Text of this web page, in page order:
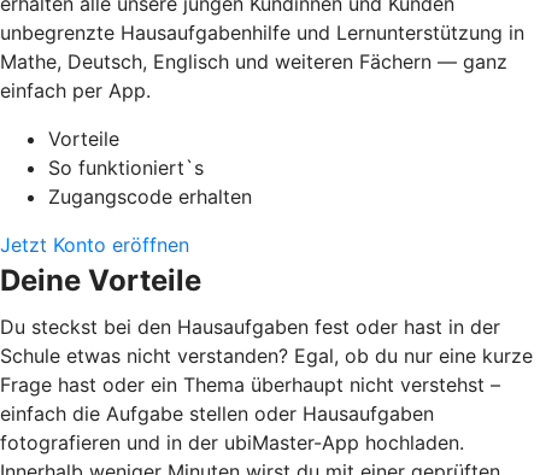
unbegrenzte Hausaufgabenhilfe und Lernunterstützung in
Mathe, Deutsch, Englisch und weiteren Fächern — ganz
einfach per App.
Vorteile
So funktioniert`s
Zugangscode erhalten
Jetzt Konto eröffnen
Deine Vorteile
Du steckst bei den Hausaufgaben fest oder hast in der
Schule etwas nicht verstanden? Egal, ob du nur eine kurze
Frage hast oder ein Thema überhaupt nicht verstehst –
einfach die Aufgabe stellen oder Hausaufgaben
fotografieren und in der ubiMaster-App hochladen.